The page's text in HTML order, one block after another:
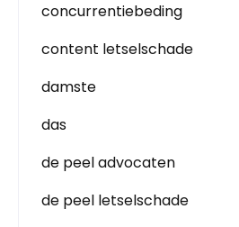
concurrentiebeding
content letselschade
damste
das
de peel advocaten
de peel letselschade